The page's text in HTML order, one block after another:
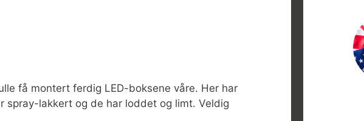
få montert ferdig LED-boksene våre. Her har
spray-lakkert og de har loddet og limt. Veldig